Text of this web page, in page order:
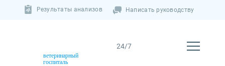
Результаты анализов Написать руководству
ветеринарный
госпиталь